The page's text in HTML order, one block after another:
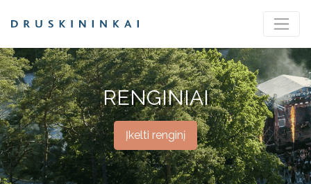
RENGINIAI
Įkelti renginį